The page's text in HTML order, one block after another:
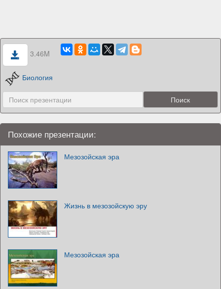
3.46M
Биология
Похожие презентации:
Мезозойская эра
Жизнь в мезозойскую эру
Мезозойская эра